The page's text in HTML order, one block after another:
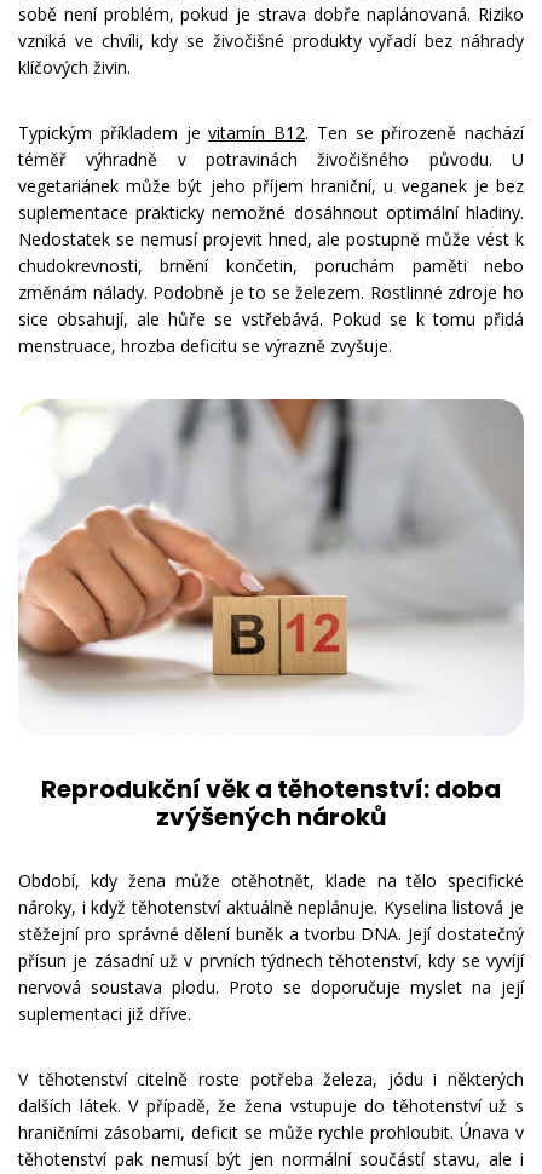
sobě není problém, pokud je strava dobře naplánovaná. Riziko
vzniká ve chvíli, kdy se živočišné produkty vyřadí bez náhrady
klíčových živin.
Typickým příkladem jevitamín B12. Ten se přirozeně nachází
téměř výhradně v potravinách živočišného původu. U
vegetariánek může být jeho příjem hraniční, u veganek je bez
suplementace prakticky nemožné dosáhnout optimální hladiny.
Nedostatek se nemusí projevit hned, ale postupně může vést k
chudokrevnosti, brnění končetin, poruchám paměti nebo
změnám nálady. Podobně je to se železem. Rostlinné zdroje ho
sice obsahují, ale hůře se vstřebává. Pokud se k tomu přidá
menstruace, hrozba deficitu se výrazně zvyšuje.
Reprodukční věk a těhotenství: doba
zvýšených nároků
Období, kdy žena může otěhotnět, klade na tělo specifické
nároky, i když těhotenství aktuálně neplánuje. Kyselina listová je
stěžejní pro správné dělení buněk a tvorbu DNA. Její dostatečný
přísun je zásadní už v prvních týdnech těhotenství, kdy se vyvíjí
nervová soustava plodu. Proto se doporučuje myslet na její
suplementaci již dříve.
V těhotenství citelně roste potřeba železa, jódu i některých
dalších látek. V případě, že žena vstupuje do těhotenství už s
hraničními zásobami, deficit se může rychle prohloubit. Únava v
těhotenství pak nemusí být jen normální součástí stavu, ale i